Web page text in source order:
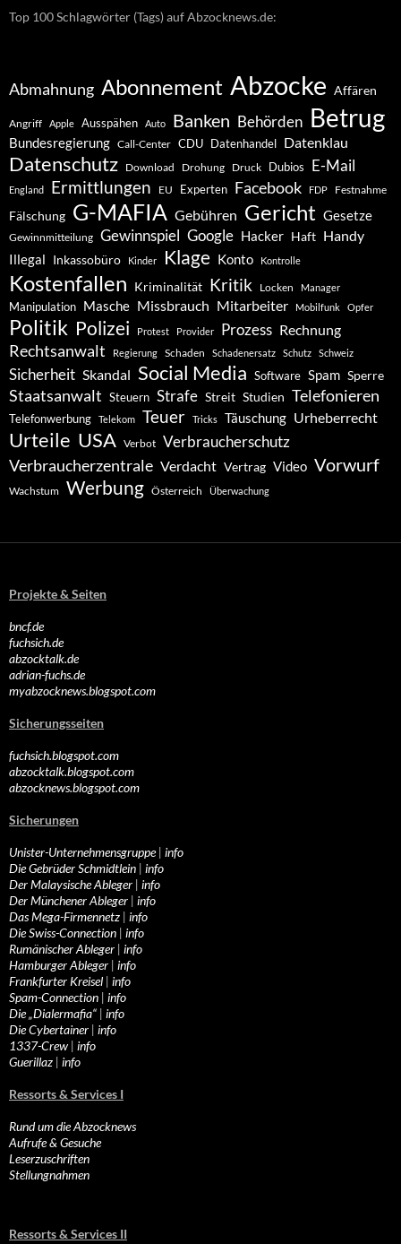
Top 100 Schlagwörter (Tags) auf Abzocknews.de:
Abmahnung Abonnement Abzocke Affären
Angriff Apple Ausspähen Auto Banken Behörden Betrug
Bundesregierung Call-Center CDU Datenhandel Datenklau
Datenschutz Download Drohung Druck Dubios E-Mail
England Ermittlungen EU Experten Facebook FDP Festnahme
Fälschung G-MAFIA Gebühren Gericht Gesetze
Gewinnmitteilung Gewinnspiel Google Hacker Haft Handy
Illegal Inkassobüro Kinder Klage Konto Kontrolle
Kostenfallen Kriminalität Kritik Locken Manager
Manipulation Masche Missbrauch Mitarbeiter Mobilfunk Opfer
Politik Polizei Protest Provider Prozess Rechnung
Rechtsanwalt Regierung Schaden Schadenersatz Schutz Schweiz
Sicherheit Skandal Social Media Software Spam Sperre
Staatsanwalt Steuern Strafe Streit Studien Telefonieren
Telefonwerbung Telekom Teuer Tricks Täuschung Urheberrecht
Urteile USA Verbot Verbraucherschutz
Verbraucherzentrale Verdacht Vertrag Video Vorwurf
Wachstum Werbung Österreich Überwachung
Projekte & Seiten
bncf.de
fuchsich.de
abzocktalk.de
adrian-fuchs.de
myabzocknews.blogspot.com
Sicherungsseiten
fuchsich.blogspot.com
abzocktalk.blogspot.com
abzocknews.blogspot.com
Sicherungen
Unister-Unternehmensgruppe| info
Die Gebrüder Schmidtlein | info
Der Malaysische Ableger | info
Der Münchener Ableger | info
Das Mega-Firmennetz | info
Die Swiss-Connection | info
Rumänischer Ableger | info
Hamburger Ableger | info
Frankfurter Kreisel | info
Spam-Connection | info
Die „Dialermafia“ | info
Die Cybertainer | info
1337-Crew | info
Guerillaz | info
Ressorts & Services I
Rund um die Abzocknews
Aufrufe & Gesuche
Leserzuschriften
Stellungnahmen
Ressorts & Services II